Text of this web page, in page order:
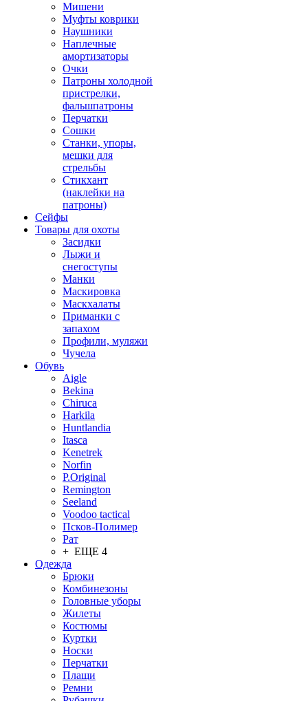
Мишени
Муфты коврики
Наушники
Наплечные
амортизаторы
Очки
Патроны холодной
пристрелки,
фальшпатроны
Перчатки
Сошки
Станки, упоры,
мешки для
стрельбы
Стикхант
(наклейки на
патроны)
Сейфы
Товары для охоты
Засидки
Лыжи и
снегоступы
Манки
Маскировка
Маскхалаты
Приманки с
запахом
Профили, муляжи
Чучела
Обувь
Aigle
Bekina
Chiruсa
Harkila
Huntlandia
Itasca
Kenetrek
Norfin
P.Original
Remington
Seeland
Voodoo tactical
Псков-Полимер
Рат
+ ЕЩЕ 4
Одежда
Брюки
Комбинезоны
Головные уборы
Жилеты
Костюмы
Куртки
Носки
Перчатки
Плащи
Ремни